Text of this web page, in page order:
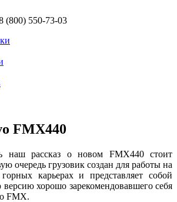
(800) 550-73-03
FMX440
наш рассказ о новом FMX440 стоит
очередь грузовик создан для работы на
карьерах и представляет собой
хорошо зарекомендовавшего себя
FMX.